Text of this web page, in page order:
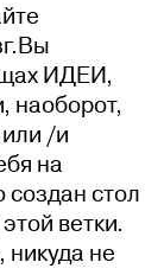
ИДЕИ,
наоборот,
/и
на
стол
ветки.
не